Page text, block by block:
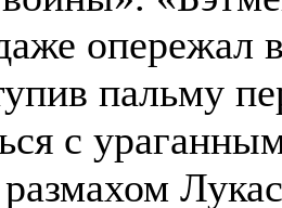
опережал
пальму
с